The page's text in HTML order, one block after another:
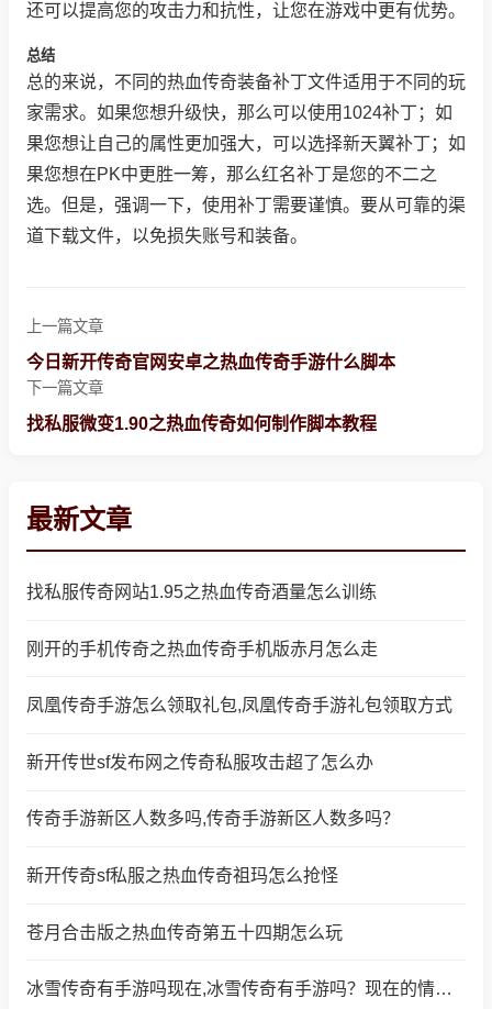
还可以提高您的攻击力和抗性，让您在游戏中更有优势。
总结
总的来说，不同的热血传奇装备补丁文件适用于不同的玩
家需求。如果您想升级快，那么可以使用1024补丁；如
果您想让自己的属性更加强大，可以选择新天翼补丁；如
果您想在PK中更胜一筹，那么红名补丁是您的不二之
选。但是，强调一下，使用补丁需要谨慎。要从可靠的渠
道下载文件，以免损失账号和装备。
上一篇文章
今日新开传奇官网安卓之热血传奇手游什么脚本
下一篇文章
找私服微变1.90之热血传奇如何制作脚本教程
最新文章
找私服传奇网站1.95之热血传奇酒量怎么训练
刚开的手机传奇之热血传奇手机版赤月怎么走
凤凰传奇手游怎么领取礼包,凤凰传奇手游礼包领取方式
新开传世sf发布网之传奇私服攻击超了怎么办
传奇手游新区人数多吗,传奇手游新区人数多吗？
新开传奇sf私服之热血传奇祖玛怎么抢怪
苍月合击版之热血传奇第五十四期怎么玩
冰雪传奇有手游吗现在,冰雪传奇有手游吗？现在的情况怎么样？